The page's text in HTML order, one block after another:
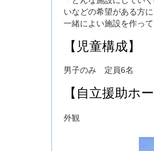
いなどの希望がある方
一緒によい施設を作っ
【児童構成】
男子のみ 定員6名
【自立援助
外観